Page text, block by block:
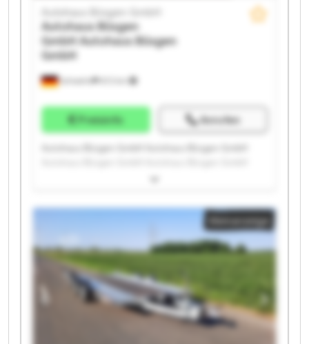
Schwelm
Autohaus Büsgen GmbH
Autohaus Büsgen
GmbHAutohaus Büsgen
GmbH
Preisinfo Anrufen
Autohaus Büsgen GmbH Autohaus Büsgen GmbH
Autohaus Büsgen GmbH Autohaus Büsgen GmbH
Autohaus Büsgen GmbH Autohaus Büsgen GmbH
Autohaus Büsgen GmbH Autohaus Büsgen GmbH
Autohaus Büsgen GmbH Autohaus Büsgen GmbH
Autohaus Büsgen GmbH Autohaus Büsgen GmbH
Autohaus Büsgen GmbH Autohaus Büsgen GmbH
Autohaus Büsgen GmbH Autohaus Büsgen GmbH
Kleinanzeige